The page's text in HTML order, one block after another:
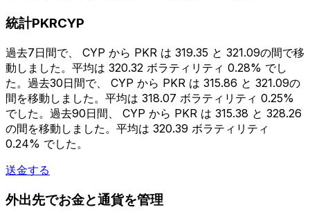
統計PKRCYP
過去7日間で、 CYP から PKR は 319.35 と 321.09の間で移
動しました。平均は 320.32 ボラティリティ 0.28% でし
た。過去30日間で、 CYP から PKR は 315.86 と 321.09の
間を移動しました。平均は 318.07 ボラティリティ 0.25%
でした。過去90日間、 CYP から PKR は 315.38 と 328.26
の間を移動しました。平均は 320.39 ボラティリティ
0.24% でした。
送金する
外出先でお金と通貨を管理